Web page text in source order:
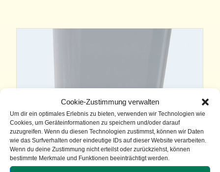
Cookie-Zustimmung verwalten
Um dir ein optimales Erlebnis zu bieten, verwenden wir Technologien wie
Cookies, um Geräteinformationen zu speichern und/oder darauf
zuzugreifen. Wenn du diesen Technologien zustimmst, können wir Daten
wie das Surfverhalten oder eindeutige IDs auf dieser Website verarbeiten.
Wenn du deine Zustimmung nicht erteilst oder zurückziehst, können
bestimmte Merkmale und Funktionen beeinträchtigt werden.